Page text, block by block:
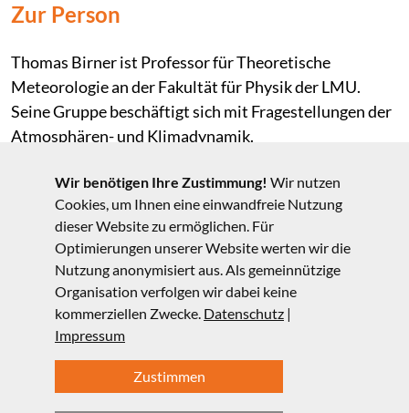
Zur Person
Thomas Birner ist Professor für Theoretische
Meteorologie an der Fakultät für Physik der LMU.
Seine Gruppe beschäftigt sich mit Fragestellungen der
Atmosphären- und Klimadynamik.
Zum Vortrag
In seinem Vortrag wird Prof. Birner einen Überblick zur
allgemeinen atmosphärischen Zirkulation (u.a. der jet
streams) und deren Veränderungen in einem sich
wandelnden Klima geben.
Wir benötigen Ihre Zustimmung! Wir nutzen
Cookies, um Ihnen eine einwandfreie Nutzung
dieser Website zu ermöglichen. Für
Optimierungen unserer Website werten wir die
Nutzung anonymisiert aus. Als gemeinnützige
Organisation verfolgen wir dabei keine
kommerziellen Zwecke. Datenschutz |
Impressum
Zustimmen